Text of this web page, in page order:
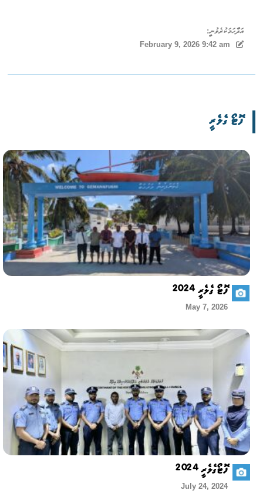
އަދާހަމަކުރެވުނީ:
February 9, 2026 9:42 am
ފޮޓޯ ގެލެރީ
ފޮޓޯ ގެލެރީ 2024
May 7, 2026
ފޮޓޯގެލެރީ 2024
July 24, 2024